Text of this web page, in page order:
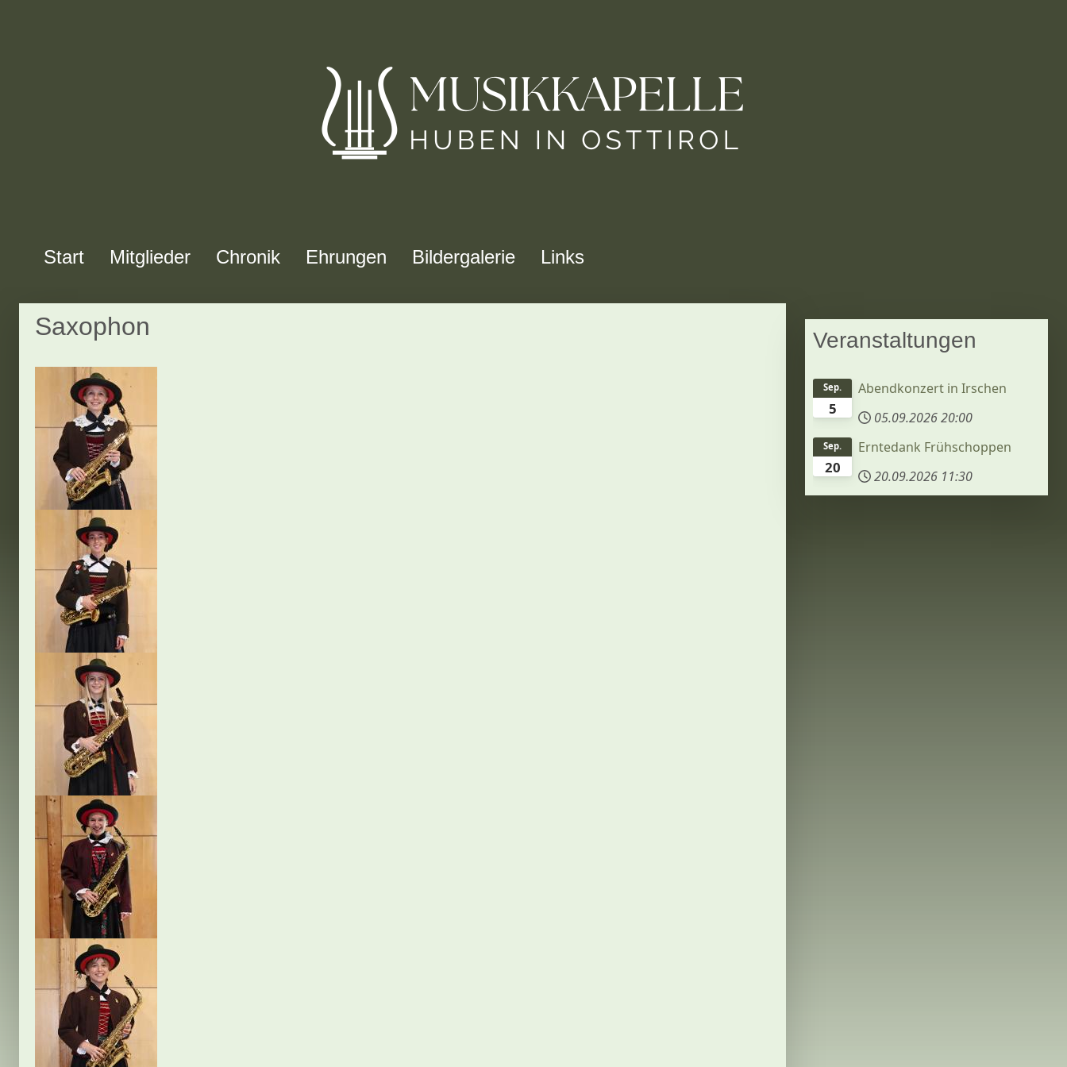
Start Mitglieder Chronik Ehrungen Bildergalerie Links
Saxophon Veranstaltungen
5
Sep.
Abendkonzert in Irschen
05.09.202620:00
20
Sep.
Erntedank Frühschoppen
20.09.2026 11:30